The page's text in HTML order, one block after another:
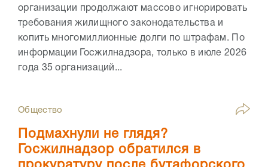
организации продолжают массово игнорировать
требования жилищного законодательства и
копить многомиллионные долги по штрафам. По
информации Госжилнадзора, только в июле 2026
года 35 организаций...
Общество
Подмахнули не глядя?
Госжилнадзор обратился в